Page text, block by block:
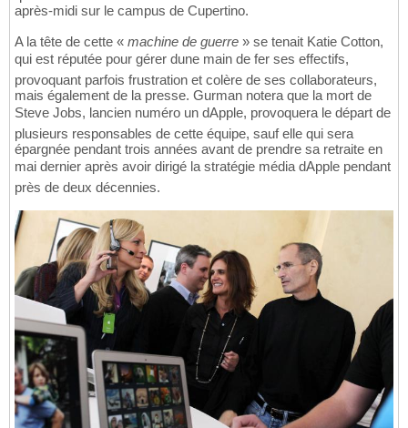
après-midi sur le campus de Cupertino.
A la tête de cette « machine de guerre » se tenait Katie Cotton,
qui est réputée pour gérer dune main de fer ses effectifs,
provoquant parfois frustration et colère de ses collaborateurs,
mais également de la presse. Gurman notera que la mort de
Steve Jobs, lancien numéro un dApple, provoquera le départ de
plusieurs responsables de cette équipe, sauf elle qui sera
épargnée pendant trois années avant de prendre sa retraite en
mai dernier après avoir dirigé la stratégie média dApple pendant
près de deux décennies.